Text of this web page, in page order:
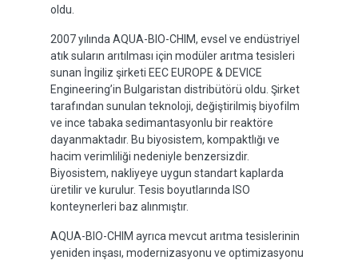
oldu.
2007 yılında AQUA-BIO-CHIM, evsel ve endüstriyel
atık suların arıtılması için modüler arıtma tesisleri
sunan İngiliz şirketi EEC EUROPE & DEVICE
Engineering’in Bulgaristan distribütörü oldu. Şirket
tarafından sunulan teknoloji, değiştirilmiş biyofilm
ve ince tabaka sedimantasyonlu bir reaktöre
dayanmaktadır. Bu biyosistem, kompaktlığı ve
hacim verimliliği nedeniyle benzersizdir.
Biyosistem, nakliyeye uygun standart kaplarda
üretilir ve kurulur. Tesis boyutlarında ISO
konteynerleri baz alınmıştır.
AQUA-BIO-CHIM ayrıca mevcut arıtma tesislerinin
yeniden inşası, modernizasyonu ve optimizasyonu